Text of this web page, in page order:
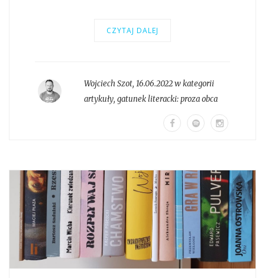
CZYTAJ DALEJ
Wojciech Szot, 16.06.2022 w kategorii
artykuły, gatunek literacki:proza obca